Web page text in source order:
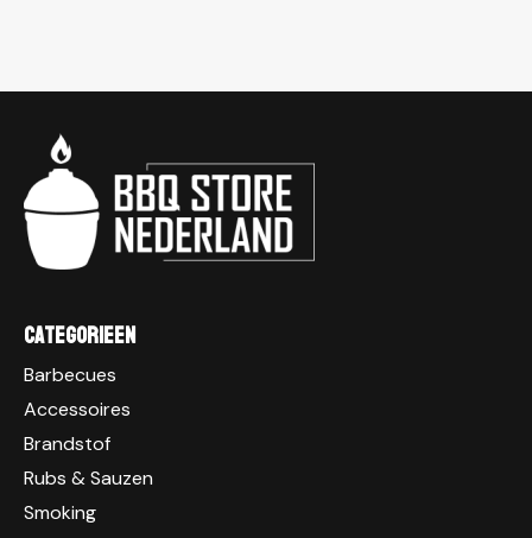
Categorieen
Barbecues
Accessoires
Brandstof
Rubs & Sauzen
Smoking